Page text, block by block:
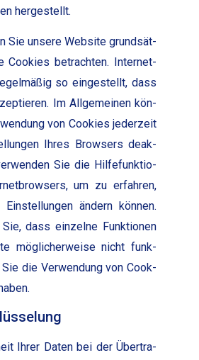
hergestellt.
Sie unsere Web­site grund­sät­
Cook­ies betra­cht­en. Inter­net-
so eingestellt, dass
Im All­ge­meinen kön­
von Cook­ies jed­erzeit
Ihres Browsers deak­
Sie die Hil­fe­funk­tio­
um zu erfahren,
ändern kön­nen.
dass einzelne Funk­tio­nen
möglicher­weise nicht funk­
die Ver­wen­dung von Cook­
Ihrer Dat­en bei der Über­tra­